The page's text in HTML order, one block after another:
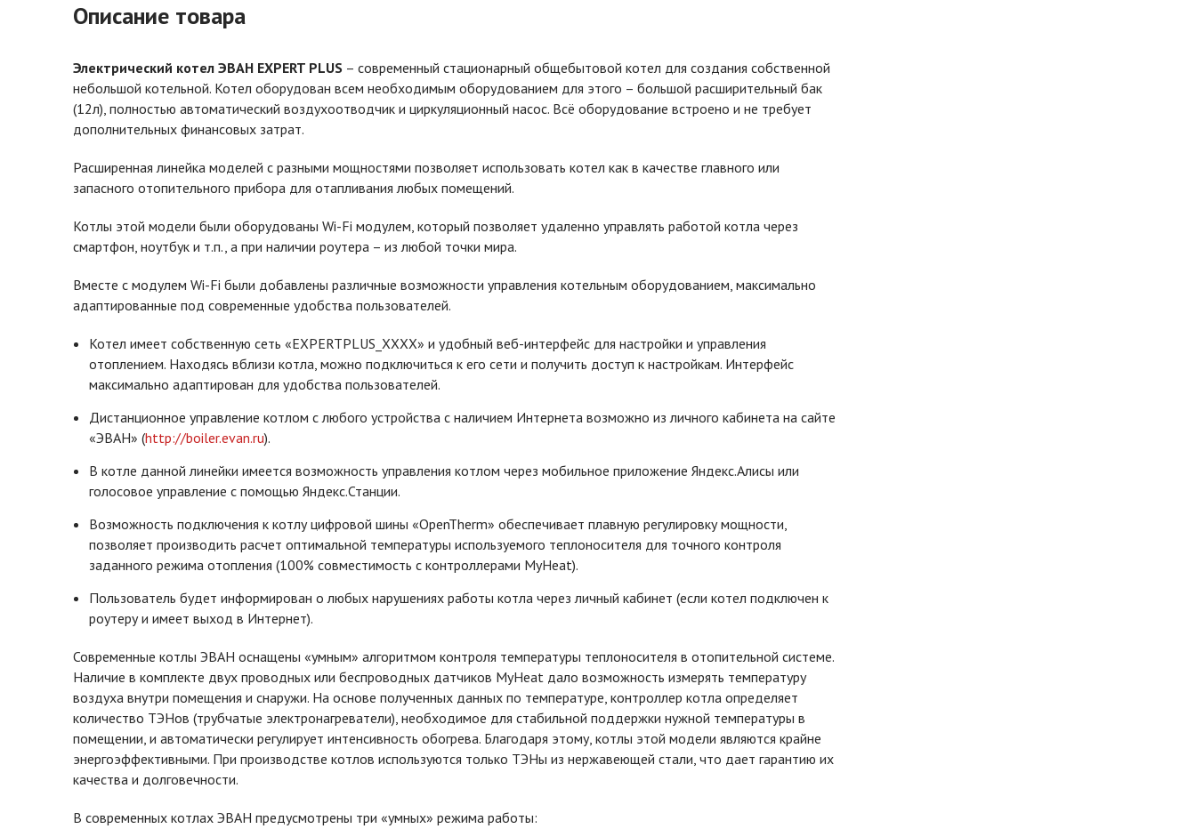
Описание товара
Электрический котел ЭВАН EXPERT PLUS – современный стационарный общебытовой котел для создания собственной
небольшой котельной. Котел оборудован всем необходимым оборудованием для этого – большой расширительный бак
(12л), полностью автоматический воздухоотводчик и циркуляционный насос. Всё оборудование встроено и не требует
дополнительных финансовых затрат.
Расширенная линейка моделей с разными мощностями позволяет использовать котел как в качестве главного или
запасного отопительного прибора для отапливания любых помещений.
Котлы этой модели были оборудованы Wi-Fi модулем, который позволяет удаленно управлять работой котла через
смартфон, ноутбук и т.п., а при наличии роутера – из любой точки мира.
Вместе с модулем Wi-Fi были добавлены различные возможности управления котельным оборудованием, максимально
адаптированные под современные удобства пользователей.
Котел имеет собственную сеть «EXPERTPLUS_XXXX» и удобный веб-интерфейс для настройки и управления
отоплением. Находясь вблизи котла, можно подключиться к его сети и получить доступ к настройкам. Интерфейс
максимально адаптирован для удобства пользователей.
Дистанционное управление котлом с любого устройства с наличием Интернета возможно из личного кабинета на сайте
«ЭВАН» (http://boiler.evan.ru).
В котле данной линейки имеется возможность управления котлом через мобильное приложение Яндекс.Алисы или
голосовое управление с помощью Яндекс.Станции.
Возможность подключения к котлу цифровой шины «OpenTherm» обеспечивает плавную регулировку мощности,
позволяет производить расчет оптимальной температуры используемого теплоносителя для точного контроля
заданного режима отопления (100% совместимость с контроллерами MyHeat).
Пользователь будет информирован о любых нарушениях работы котла через личный кабинет (если котел подключен к
роутеру и имеет выход в Интернет).
Современные котлы ЭВАН оснащены «умным» алгоритмом контроля температуры теплоносителя в отопительной системе.
Наличие в комплекте двух проводных или беспроводных датчиков MyHeat дало возможность измерять температуру
воздуха внутри помещения и снаружи. На основе полученных данных по температуре, контроллер котла определяет
количество ТЭНов (трубчатые электронагреватели), необходимое для стабильной поддержки нужной температуры в
помещении, и автоматически регулирует интенсивность обогрева. Благодаря этому, котлы этой модели являются крайне
энергоэффективными. При производстве котлов используются только ТЭНы из нержавеющей стали, что дает гарантию их
качества и долговечности.
В современных котлах ЭВАН предусмотрены три «умных» режима работы: